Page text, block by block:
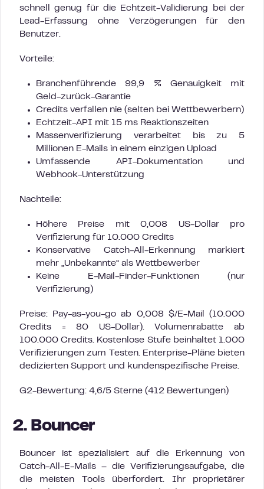
schnell genug für die Echtzeit-Validierung bei der
Lead-Erfassung ohne Verzögerungen für den
Benutzer.
Vorteile:
Branchenführende 99,9 % Genauigkeit mit
Geld-zurück-Garantie
Credits verfallen nie (selten bei Wettbewerbern)
Echtzeit-API mit 15 ms Reaktionszeiten
Massenverifizierung verarbeitet bis zu 5
Millionen E-Mails in einem einzigen Upload
Umfassende API-Dokumentation und
Webhook-Unterstützung
Nachteile:
Höhere Preise mit 0,008 US-Dollar pro
Verifizierung für 10.000 Credits
Konservative Catch-All-Erkennung markiert
mehr „Unbekannte“ als Wettbewerber
Keine E-Mail-Finder-Funktionen (nur
Verifizierung)
Preise: Pay-as-you-go ab 0,008 $/E-Mail (10.000
Credits = 80 US-Dollar). Volumenrabatte ab
100.000 Credits. Kostenlose Stufe beinhaltet 1.000
Verifizierungen zum Testen. Enterprise-Pläne bieten
dedizierten Support und kundenspezifische Preise.
G2-Bewertung: 4,6/5 Sterne (412 Bewertungen)
2. Bouncer
Bouncer ist spezialisiert auf die Erkennung von
Catch-All-E-Mails – die Verifizierungsaufgabe, die
die meisten Tools überfordert. Ihr proprietärer